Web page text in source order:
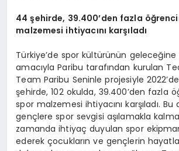
44 şehirde, 39.400’den fazla
malzemesi ihtiyacını karşıladı
Türkiye’de spor kültürünün geleceğine
amacıyla Paribu tarafından kurulan
Team Paribu Seninle projesiyle
şehirde, 102 okulda, 39.400’den fazla
spor malzemesi ihtiyacını karşıladı.
gençlere spor sevgisi aşılamakla
zamanda ihtiyaç duyulan spor
ederek çocukların ve gençlerin